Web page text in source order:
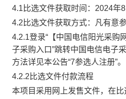
4.1 比选文件获取时间： 2024年8
4.2 比选文件获取方式：
凡有意
4.2.1登录“【中国电信阳光采购
子采购入口”跳转中国电信电子
方法详见本公告“7参选人注册”。
4.2.2 比选文件付款流程
本项目采用网上发售文件，在